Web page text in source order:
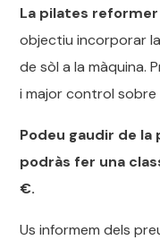
La pilates reformer
objectiu incorporar
de sòl a la màquina.
i major control sobre
Podeu gaudir de la
podràs fer una
€.
Us informem dels